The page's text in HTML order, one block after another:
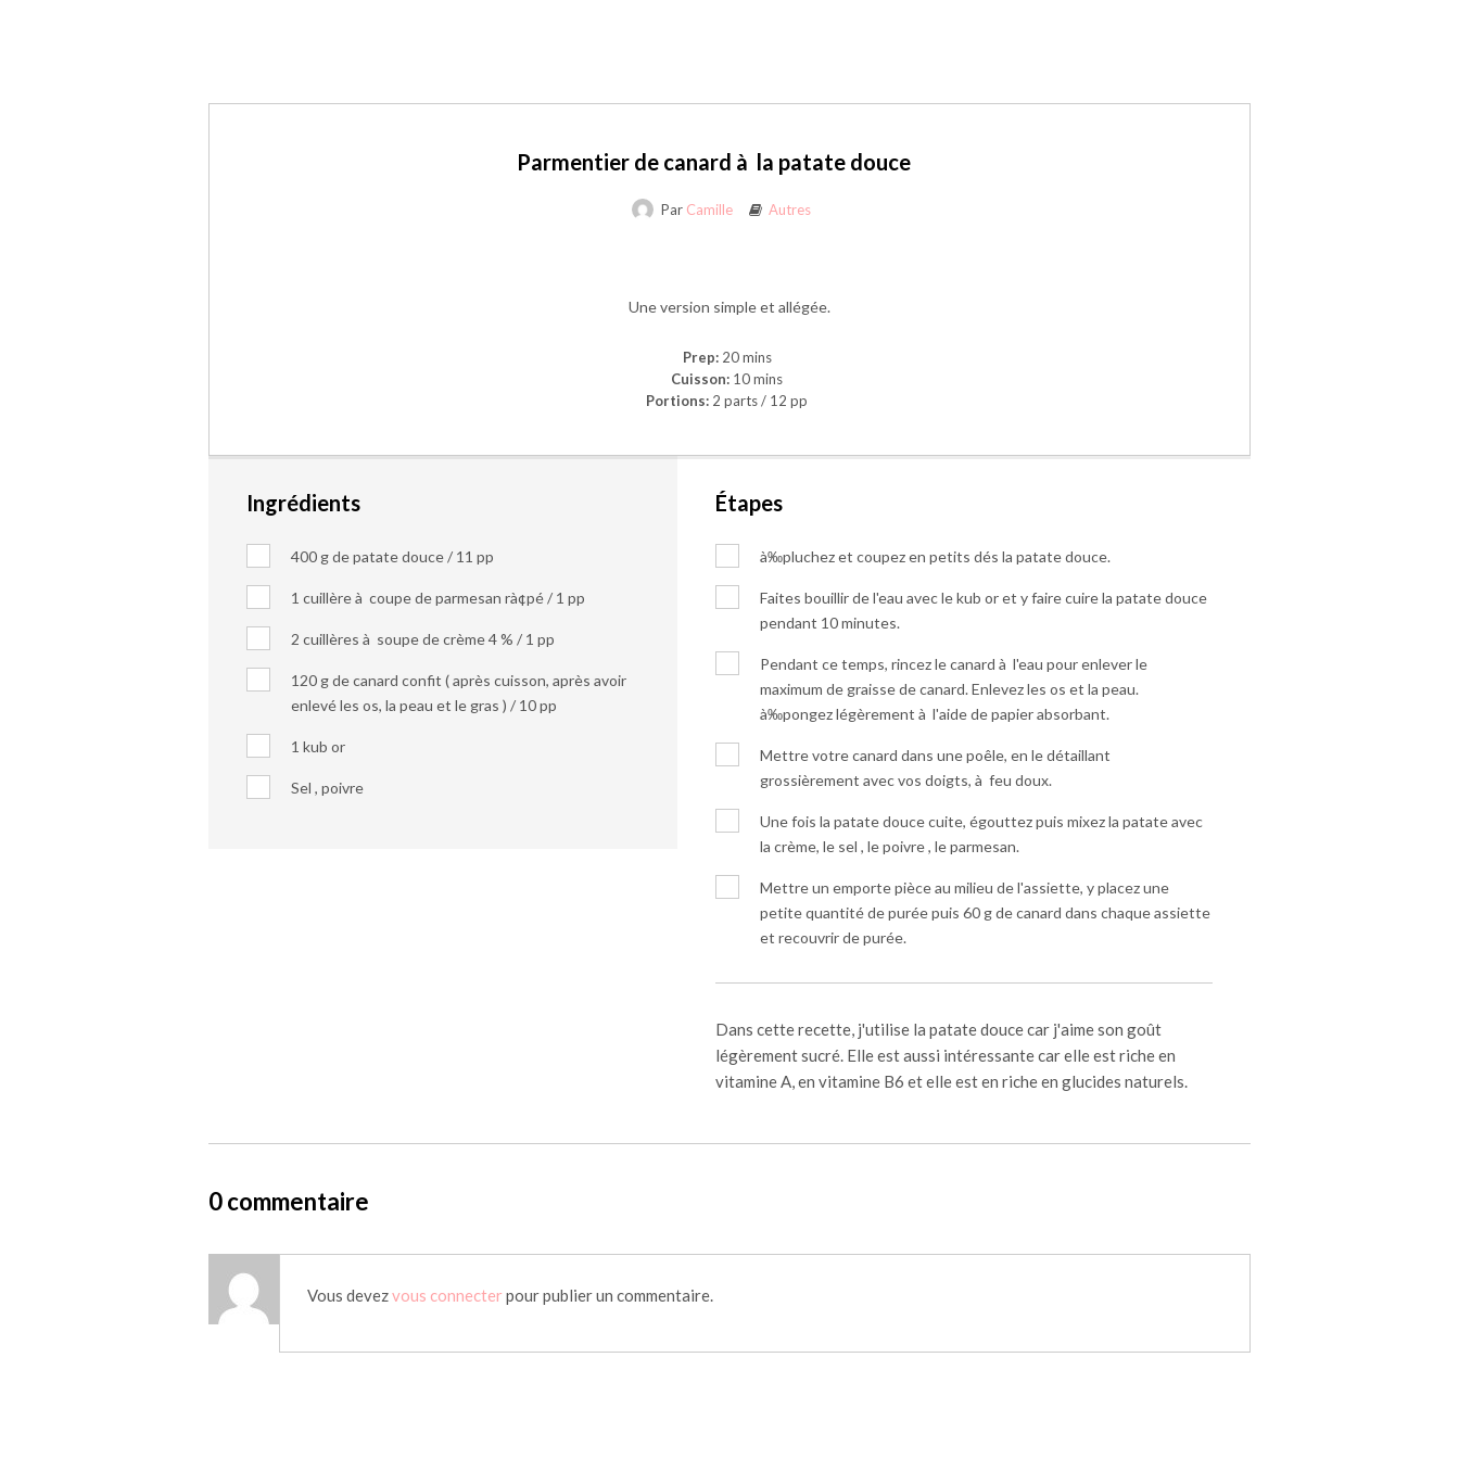
Parmentier de canard à la patate douce
Par Camille Autres
Une version simple et allégée.
Prep:20 mins
Cuisson: 10 mins
Portions: 2 parts / 12 pp
Ingrédients
400 g de patate douce / 11 pp
1 cuillère à coupe de parmesan rà¢pé / 1 pp
2 cuillères à soupe de crème 4 % / 1 pp
120 g de canard confit ( après cuisson, après avoir
enlevé les os, la peau et le gras ) / 10 pp
1 kub or
Sel , poivre
Étapes
à‰pluchez et coupez en petits dés la patate douce.
Faites bouillir de l'eau avec le kub or et y faire cuire la patate douce
pendant 10 minutes.
Pendant ce temps, rincez le canard à l'eau pour enlever le
maximum de graisse de canard. Enlevez les os et la peau.
à‰pongez légèrement à l'aide de papier absorbant.
Mettre votre canard dans une poêle, en le détaillant
grossièrement avec vos doigts, à feu doux.
Une fois la patate douce cuite, égouttez puis mixez la patate avec
la crème, le sel , le poivre , le parmesan.
Mettre un emporte pièce au milieu de l'assiette, y placez une
petite quantité de purée puis 60 g de canard dans chaque assiette
et recouvrir de purée.
Dans cette recette, j'utilise la patate douce car j'aime son goût
légèrement sucré. Elle est aussi intéressante car elle est riche en
vitamine A, en vitamine B6 et elle est en riche en glucides naturels.
0 commentaire
Vous devezvous connecter pour publier un commentaire.